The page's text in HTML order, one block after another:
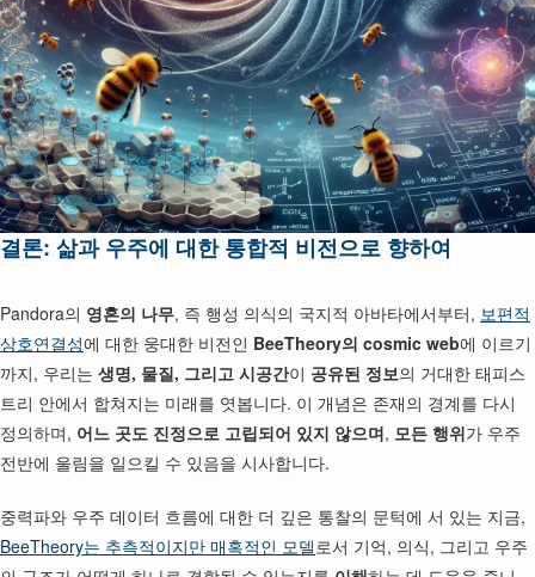
결론: 삶과 우주에 대한 통합적 비전으로 향하여
Pandora의 영혼의 나무, 즉 행성 의식의 국지적 아바타에서부터, 보편적
상호연결성에 대한 웅대한 비전인 BeeTheory의 cosmic web에 이르기
까지, 우리는 생명, 물질, 그리고 시공간이 공유된 정보의 거대한 태피스
트리 안에서 합쳐지는 미래를 엿봅니다. 이 개념은 존재의 경계를 다시
정의하며, 어느 곳도 진정으로 고립되어 있지 않으며, 모든 행위가 우주
전반에 울림을 일으킬 수 있음을 시사합니다.
중력파와 우주 데이터 흐름에 대한 더 깊은 통찰의 문턱에 서 있는 지금,
BeeTheory는 추측적이지만 매혹적인 모델로서 기억, 의식, 그리고 우주